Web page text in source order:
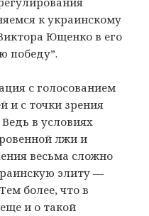
к украинскому
Ющенко в его
победу”.
с голосованием
и с точки зрения
в условиях
лжи и
весьма сложно
элиту —
более, что в
и о такой